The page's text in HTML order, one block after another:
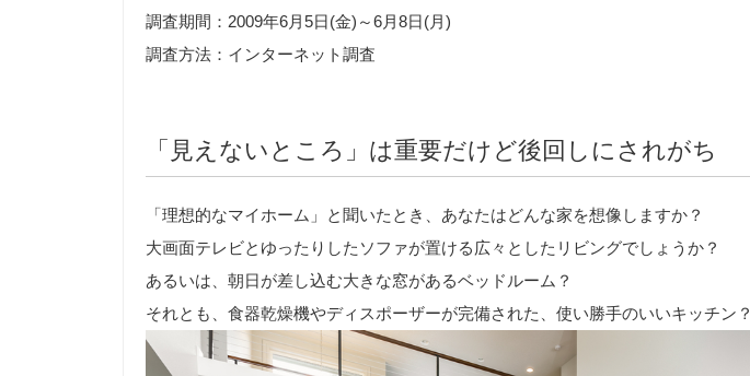
調査期間：2009年6月5日(金)～6月8日(月)
調査方法：インターネット調査
「見えないところ」は重要だけど後回しにされがち
「理想的なマイホーム」と聞いたとき、あなたはどんな家を想像しますか？
大画面テレビとゆったりしたソファが置ける広々としたリビングでしょうか？
あるいは、朝日が差し込む大きな窓があるベッドルーム？
それとも、食器乾燥機やディスポーザーが完備された、使い勝手のいいキッチン？